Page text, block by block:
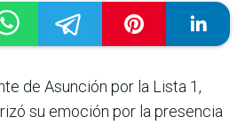
de Asunción por la Lista 1,
su emoción por la presencia